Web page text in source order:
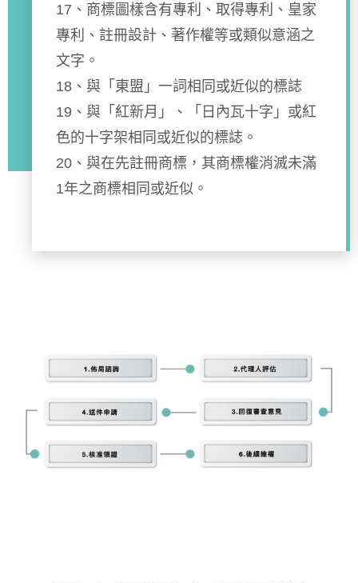
17、商標圖樣含有專利、取得專利、皇家
專利、註冊設計、著作權等或類似意涵之
文字。
18、與「東盟」一詞相同或近似的標誌
19、與「紅新月」、「日內瓦十字」或紅
色的十字架相同或近似的標誌。
20、與在先註冊商標，其商標權消滅未滿
1年之商標相同或近似。